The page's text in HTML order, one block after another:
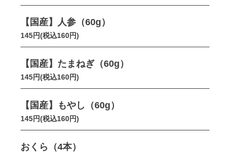
【国産】人参（60g）
145円(税込160円)
【国産】たまねぎ（60g）
145円(税込160円)
【国産】もやし（60g）
145円(税込160円)
おくら（4本）